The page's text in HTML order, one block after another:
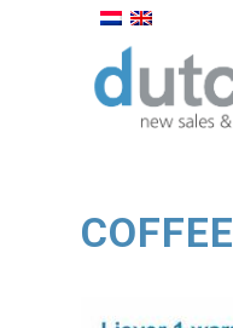
COFFEE